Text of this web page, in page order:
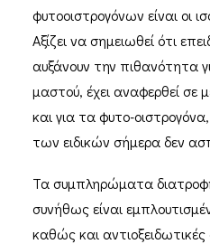
φυτοοιστρογόνων είναι οι
Αξίζει να σημειωθεί ότι
αυξάνουν την πιθανότητα
μαστού, έχει αναφερθεί σε
και για τα φυτο-
των ειδικών σήμερα δεν
Τα συμπληρώματα
συνήθως είναι
καθώς και